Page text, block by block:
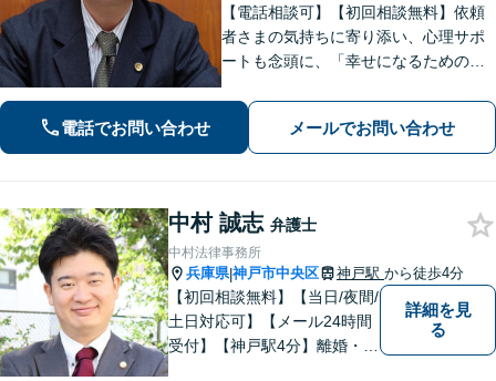
【電話相談可】【初回相談無料】依頼
者さまの気持ちに寄り添い、心理サポ
ートも念頭に、「幸せになるための解
相続トラブル／交通事故／借金問題な
ど、お困りごとは何でもご相談くださ
い【夜間・休日面談可】【神戸駅3分】
電話でお問い合わせ メールでお問い合わせ
中村 誠志 弁護士
中村法律事務所
兵庫県|神戸市中央区 神戸駅 から徒歩4分
【初回相談無料】【当日/夜間/
土日対応可】【メール24時間
受付】【神戸駅4分】離婚・男
詳細を見
る